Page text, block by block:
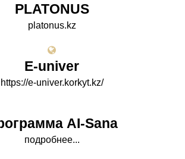
PLATONUS
platonus.kz
E-univer
https://e-univer.korkyt.kz/
AI-Sana
подробнее...